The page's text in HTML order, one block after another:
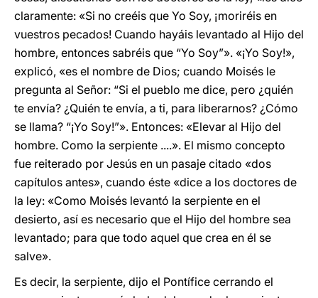
claramente: «Si no creéis que Yo Soy, ¡moriréis en
vuestros pecados! Cuando hayáis levantado al Hijo del
hombre, entonces sabréis que “Yo Soy”». «¡Yo Soy!»,
explicó, «es el nombre de Dios; cuando Moisés le
pregunta al Señor: “Si el pueblo me dice, pero ¿quién
te envía? ¿Quién te envía, a ti, para liberarnos? ¿Cómo
se llama? “¡Yo Soy!”». Entonces: «Elevar al Hijo del
hombre. Como la serpiente ....». El mismo concepto
fue reiterado por Jesús en un pasaje citado «dos
capítulos antes», cuando éste «dice a los doctores de
la ley: «Como Moisés levantó la serpiente en el
desierto, así es necesario que el Hijo del hombre sea
levantado; para que todo aquel que crea en él se
salve».
Es decir, la serpiente, dijo el Pontífice cerrando el